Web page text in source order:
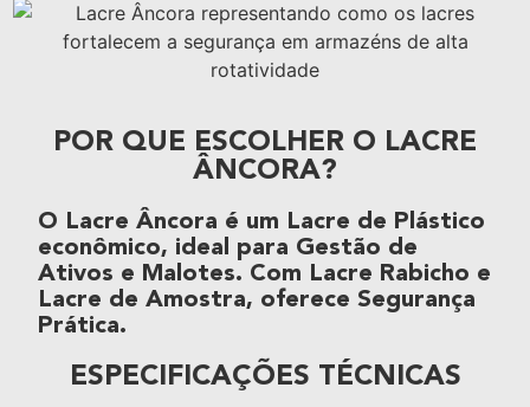
POR QUE ESCOLHER O LACRE
ÂNCORA?
O Lacre Âncora é um Lacre de Plástico
econômico, ideal para Gestão de
Ativos e Malotes. Com Lacre Rabicho e
Lacre de Amostra, oferece Segurança
Prática.
ESPECIFICAÇÕES TÉCNICAS